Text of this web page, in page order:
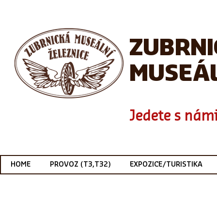
Jedete s
HOME PROVOZ (T3,T32) EXPOZICE/TURISTIKA